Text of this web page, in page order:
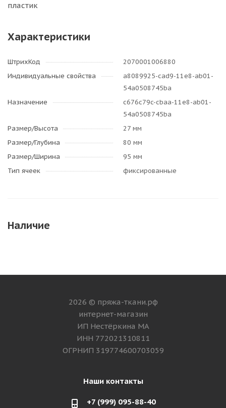
пластик
Характеристики
ШтрихКод
2070001006880
Индивидуальные свойства
a8089925-cad9-11e8-ab01-
54a0508745ba
Назначение
c676c79c-cbaa-11e8-ab01-
54a0508745ba
Размер/Высота
27 мм
Размер/Глубина
80 мм
Размер/Ширина
95 мм
Тип ячеек
фиксированные
Наличие
2026 © пряжа-ткани.рф
интернет-магазин
ИП Нестёркина МА
ИНН 772021310811
ОГРНИП 319774600703059
Наши контакты
+7 (999) 095-88-40